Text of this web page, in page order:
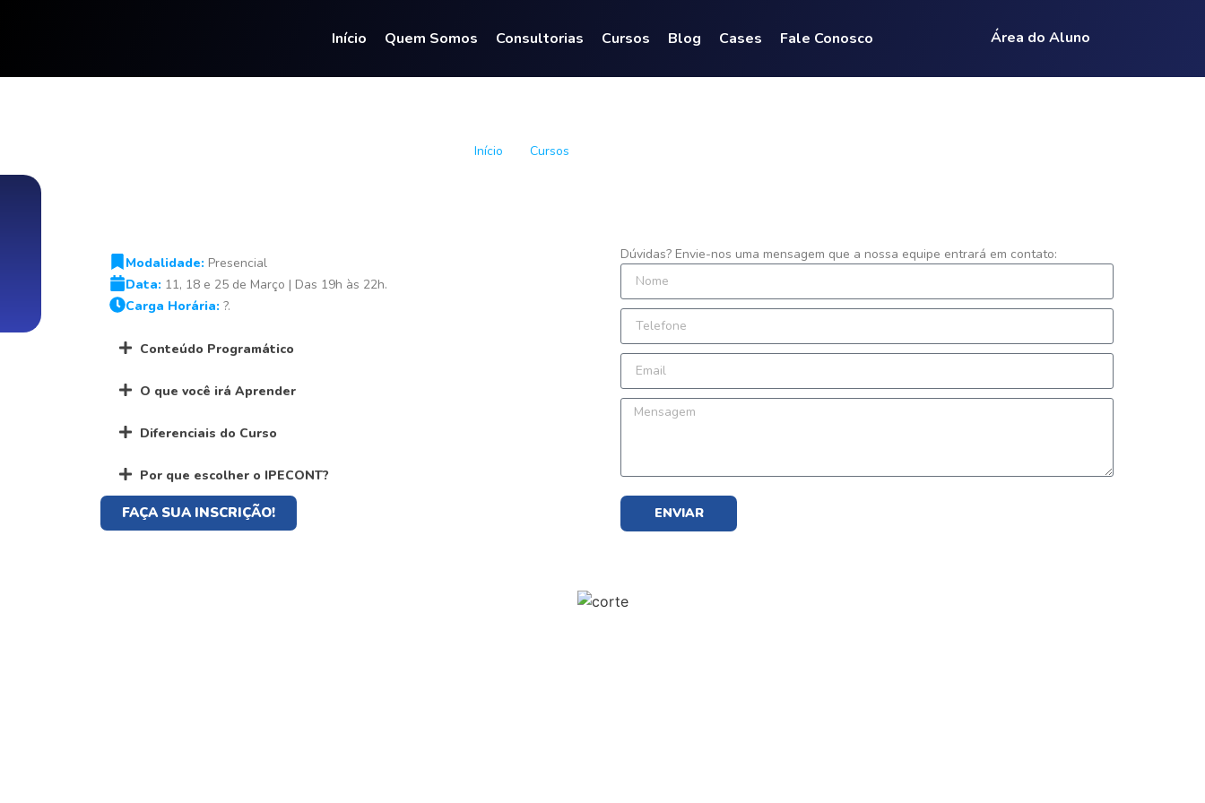
Início Quem Somos Consultorias Cursos Blog Cases Fale Conosco Área do Aluno
Início Cursos
Modalidade: Presencial
Data: 11, 18 e 25 de Março | Das 19h às 22h.
Carga Horária: ?.
Conteúdo Programático
O que você irá Aprender
Diferenciais do Curso
Por que escolher o IPECONT?
FAÇA SUA INSCRIÇÃO!
Dúvidas? Envie-nos uma mensagem que a nossa equipe entrará em contato:
ENVIAR